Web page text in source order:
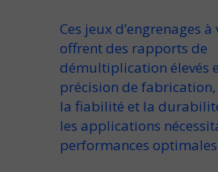
Ces jeux d’engrenages à
offrent des rapports de
démultiplication élevés
précision de fabrication
la fiabilité et la
les applications
performances optimales